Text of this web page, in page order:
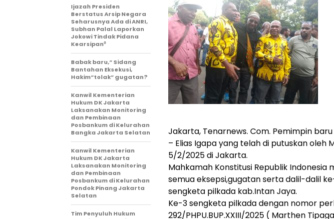
Jakarta, Tenarnews. Com. Pemimpin
– Elias Igapa yang telah di putuskan oleh
5/2/2025 di Jakarta.
Mahkamah Konstitusi Republik Indonesia
semua eksepsi,gugatan serta dalil-dalil
sengketa pilkada kab.Intan Jaya.
Ke-3 sengketa pilkada dengan nomor
292/PHPU.BUP.XXIII/2025 ( Marthen
Ijazah Presiden
Berstatus Arsip Negara
Seharusnya Ada di ANRI,
Subhan Palal Laporkan
Jokowi Tindak Pidana
Kearsipan⁰
Babak baru,” Sidang
Bantahan Eksekusi,
Hakim”tolak” gugatan?
Kanwil Kementerian
Hukum DK Jakarta
Laksanakan Monitoring
dan Pembinaan
Posbankum di Kelurahan
Bangka Jakarta Selatan
Kanwil Kementerian
Hukum DK Jakarta
Laksanakan Monitoring
dan Pembinaan
Posbankum di Kelurahan
Pondok Pinang Jakarta
Selatan
Tim Penyuluh Hukum